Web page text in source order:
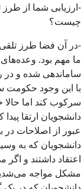
-ارزیابی شما از
چیست؟
-در آن فضا طرز تلقی
ما مهم بود.
ساماندهی شده و در
با این وجود حکومت
سرکوب کند اما
دانشجویان ارتقا
عبور از اصلاحات در
دانشجویان که به
اعتقاد داشتند و اگر
مشکل مواجه